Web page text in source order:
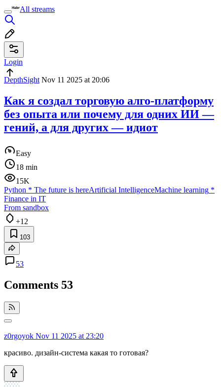
All streams
Login
DepthSight Nov 11 2025 at 20:06
Как я создал торговую алго-платформу
без опыта или почему для одних ИИ —
гений, а для других — идиот
Easy
18 min
15K
Python * The future is hereArtificial IntelligenceMachine learning *
Finance in IT
From sandbox
+12
103
53
Comments 53
z0rgoyok Nov 11 2025 at 23:20
красиво. дизайн-система какая то готовая?